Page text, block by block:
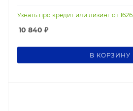
Узнать про кредит или лизинг от 1626
10 840 ₽
В КОРЗИНУ